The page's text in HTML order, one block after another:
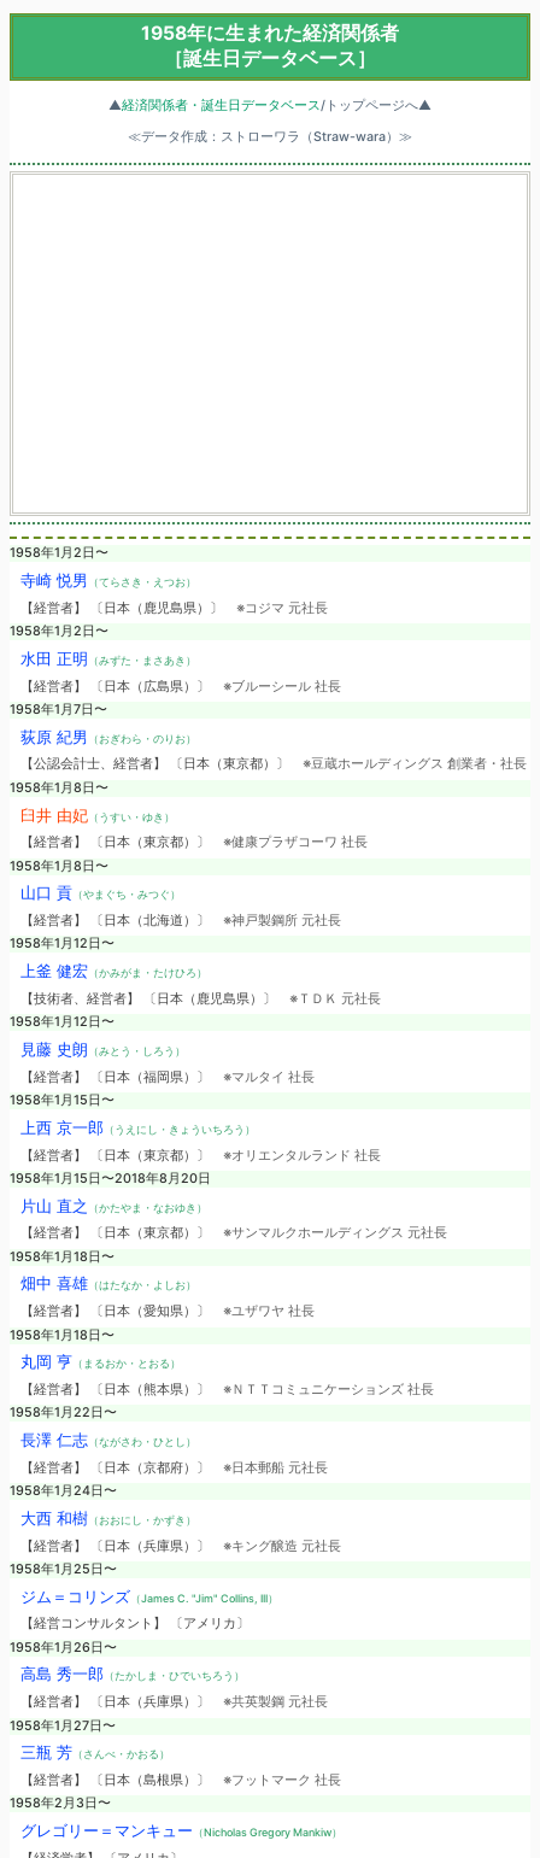
1958年に生まれた経済関係者
［誕生日データベース］
▲経済関係者・誕生日データベース/トップページへ▲
≪データ作成：ストローワラ（Straw-wara）≫
1958年1月2日〜
寺崎 悦男 （てらさき・えつお）
【経営者】 〔日本（鹿児島県）〕 ※コジマ 元社長
1958年1月2日〜
水田 正明 （みずた・まさあき）
【経営者】 〔日本（広島県）〕 ※ブルーシール 社長
1958年1月7日〜
荻原 紀男 （おぎわら・のりお）
【公認会計士、経営者】 〔日本（東京都）〕 ※豆蔵ホールディングス 創業者・社長
1958年1月8日〜
臼井 由妃（うすい・ゆき）
【経営者】 〔日本（東京都）〕 ※健康プラザコーワ 社長
1958年1月8日〜
山口 貢（やまぐち・みつぐ）
【経営者】 〔日本（北海道）〕 ※神戸製鋼所 元社長
1958年1月12日〜
上釜 健宏（かみがま・たけひろ）
【技術者、経営者】 〔日本（鹿児島県）〕 ※ＴＤＫ 元社長
1958年1月12日〜
見藤 史朗 （みとう・しろう）
【経営者】 〔日本（福岡県）〕 ※マルタイ 社長
1958年1月15日〜
上西 京一郎（うえにし・きょういちろう）
【経営者】 〔日本（東京都）〕 ※オリエンタルランド 社長
1958年1月15日〜2018年8月20日
片山 直之 （かたやま・なおゆき）
【経営者】 〔日本（東京都）〕 ※サンマルクホールディングス 元社長
1958年1月18日〜
畑中 喜雄（はたなか・よしお）
【経営者】 〔日本（愛知県）〕 ※ユザワヤ 社長
1958年1月18日〜
丸岡 亨 （まるおか・とおる）
【経営者】 〔日本（熊本県）〕 ※ＮＴＴコミュニケーションズ 社長
1958年1月22日〜
長澤 仁志（ながさわ・ひとし）
【経営者】 〔日本（京都府）〕 ※日本郵船 元社長
1958年1月24日〜
大西 和樹（おおにし・かずき）
【経営者】 〔日本（兵庫県）〕 ※キング醸造 元社長
1958年1月25日〜
ジム＝コリンズ （James C. "Jim" Collins, III）
【経営コンサルタント】 〔アメリカ〕
1958年1月26日〜
高島 秀一郎（たかしま・ひでいちろう）
【経営者】 〔日本（兵庫県）〕 ※共英製鋼 元社長
1958年1月27日〜
三瓶 芳（さんべ・かおる）
【経営者】 〔日本（島根県）〕 ※フットマーク 社長
1958年2月3日〜
グレゴリー＝マンキュー （Nicholas Gregory Mankiw）